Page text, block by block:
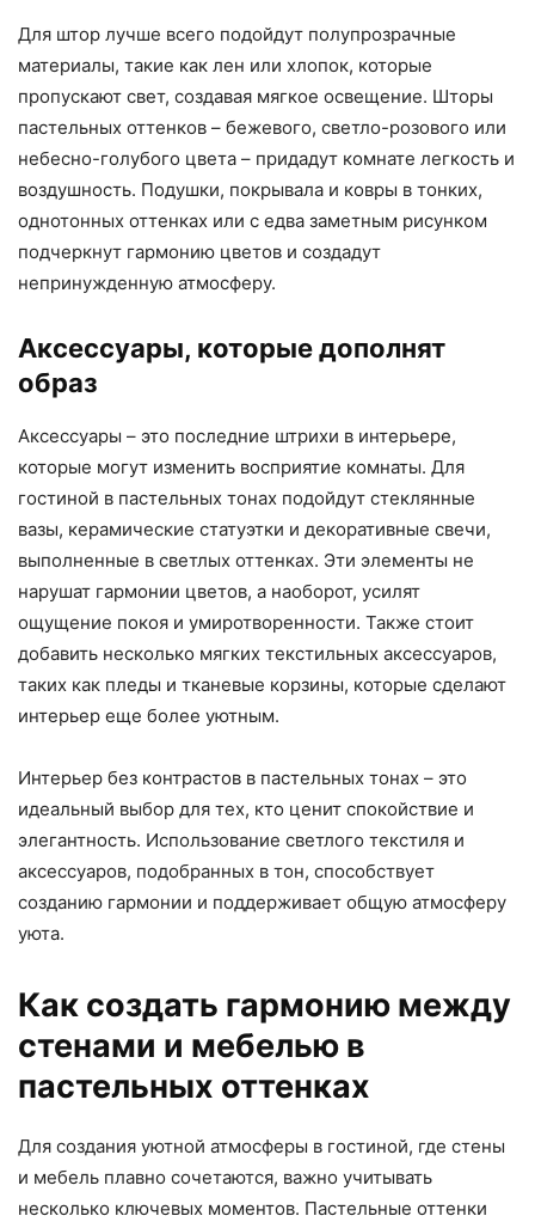
Для штор лучше всего подойдут полупрозрачные
материалы, такие как лен или хлопок, которые
пропускают свет, создавая мягкое освещение. Шторы
пастельных оттенков – бежевого, светло-розового или
небесно-голубого цвета – придадут комнате легкость и
воздушность. Подушки, покрывала и ковры в тонких,
однотонных оттенках или с едва заметным рисунком
подчеркнут гармонию цветов и создадут
непринужденную атмосферу.
Аксессуары, которые дополнят
образ
Аксессуары – это последние штрихи в интерьере,
которые могут изменить восприятие комнаты. Для
гостиной в пастельных тонах подойдут стеклянные
вазы, керамические статуэтки и декоративные свечи,
выполненные в светлых оттенках. Эти элементы не
нарушат гармонии цветов, а наоборот, усилят
ощущение покоя и умиротворенности. Также стоит
добавить несколько мягких текстильных аксессуаров,
таких как пледы и тканевые корзины, которые сделают
интерьер еще более уютным.
Интерьер без контрастов в пастельных тонах – это
идеальный выбор для тех, кто ценит спокойствие и
элегантность. Использование светлого текстиля и
аксессуаров, подобранных в тон, способствует
созданию гармонии и поддерживает общую атмосферу
уюта.
Как создать гармонию между
стенами и мебелью в
пастельных оттенках
Для создания уютной атмосферы в гостиной, где стены
и мебель плавно сочетаются, важно учитывать
несколько ключевых моментов. Пастельные оттенки